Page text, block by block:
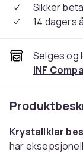
Sikker
14 dagers
Selges og
INF
Krystallklar
har